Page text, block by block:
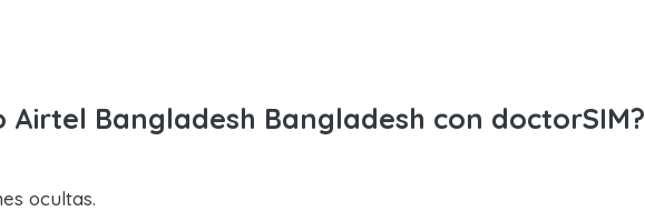
Bangladesh Bangladesh con doctorSIM?
ocultas.